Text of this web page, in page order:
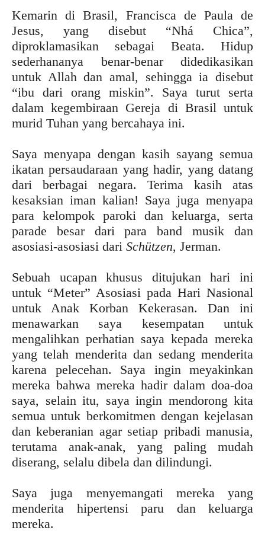
Kemarin di Brasil, Francisca de Paula de
Jesus, yang disebut “Nhá Chica”,
diproklamasikan sebagai Beata. Hidup
sederhananya benar-benar didedikasikan
untuk Allah dan amal, sehingga ia disebut
“ibu dari orang miskin”. Saya turut serta
dalam kegembiraan Gereja di Brasil untuk
murid Tuhan yang bercahaya ini.
Saya menyapa dengan kasih sayang semua
ikatan persaudaraan yang hadir, yang datang
dari berbagai negara. Terima kasih atas
kesaksian iman kalian! Saya juga menyapa
para kelompok paroki dan keluarga, serta
parade besar dari para band musik dan
asosiasi-asosiasi dari Schützen, Jerman.
Sebuah ucapan khusus ditujukan hari ini
untuk “Meter” Asosiasi pada Hari Nasional
untuk Anak Korban Kekerasan. Dan ini
menawarkan saya kesempatan untuk
mengalihkan perhatian saya kepada mereka
yang telah menderita dan sedang menderita
karena pelecehan. Saya ingin meyakinkan
mereka bahwa mereka hadir dalam doa-doa
saya, selain itu, saya ingin mendorong kita
semua untuk berkomitmen dengan kejelasan
dan keberanian agar setiap pribadi manusia,
terutama anak-anak, yang paling mudah
diserang, selalu dibela dan dilindungi.
Saya juga menyemangati mereka yang
menderita hipertensi paru dan keluarga
mereka.